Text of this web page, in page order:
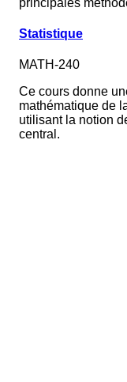
Statistique
MATH-240
Ce cours donne
mathématique de
utilisant la notion
central.